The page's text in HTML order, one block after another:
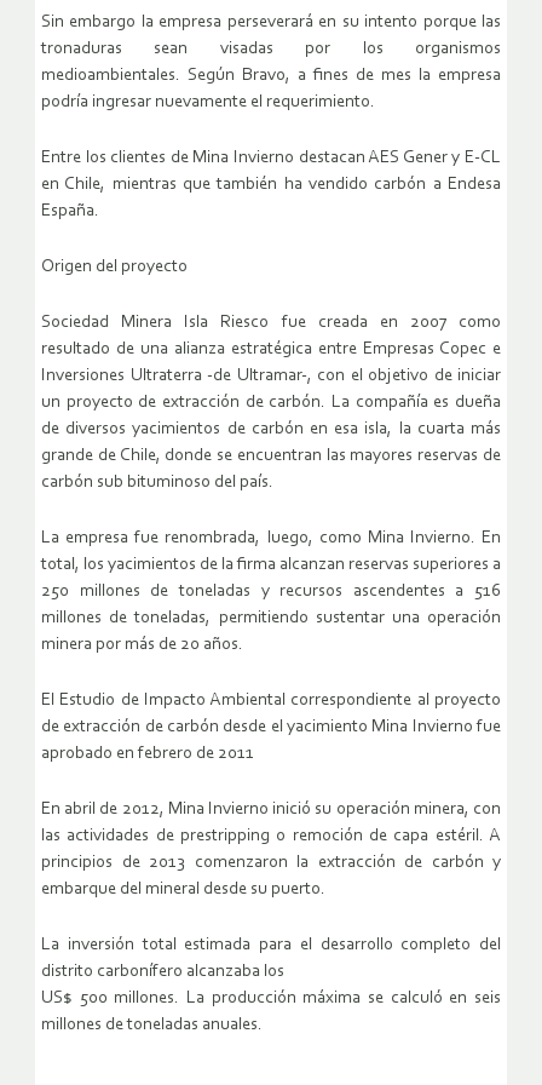
Sin embargo la empresa perseverará en su intento porque las
tronaduras sean visadas por los organismos
medioambientales. Según Bravo, a fines de mes la empresa
podría ingresar nuevamente el requerimiento.
Entre los clientes de Mina Invierno destacan AES Gener y E-CL
en Chile, mientras que también ha vendido carbón a Endesa
España.
Origen del proyecto
Sociedad Minera Isla Riesco fue creada en 2007 como
resultado de una alianza estratégica entre Empresas Copec e
Inversiones Ultraterra -de Ultramar-, con el objetivo de iniciar
un proyecto de extracción de carbón. La compañía es dueña
de diversos yacimientos de carbón en esa isla, la cuarta más
grande de Chile, donde se encuentran las mayores reservas de
carbón sub bituminoso del país.
La empresa fue renombrada, luego, como Mina Invierno. En
total, los yacimientos de la firma alcanzan reservas superiores a
250 millones de toneladas y recursos ascendentes a 516
millones de toneladas, permitiendo sustentar una operación
minera por más de 20 años.
El Estudio de Impacto Ambiental correspondiente al proyecto
de extracción de carbón desde el yacimiento Mina Invierno fue
aprobado en febrero de 2011
En abril de 2012, Mina Invierno inició su operación minera, con
las actividades de prestripping o remoción de capa estéril. A
principios de 2013 comenzaron la extracción de carbón y
embarque del mineral desde su puerto.
La inversión total estimada para el desarrollo completo del
distrito carbonífero alcanzaba los
US$ 500 millones. La producción máxima se calculó en seis
millones de toneladas anuales.